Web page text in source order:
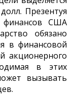
Презентуя
финансов США
обязано
в финансовой
акционерного
в этих
вызывать